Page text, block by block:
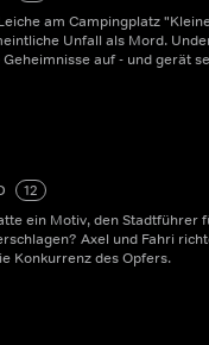
am Campingplatz
Unfall als Mord.
auf - und gerät
12
ein Motiv, den Stadtführer
Axel und Fahri
Konkurrenz des Opfers.